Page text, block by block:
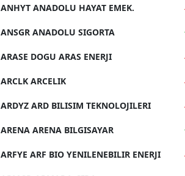
ANHYT ANADOLU HAYAT EMEK.
ANSGR ANADOLU SIGORTA
ARASE DOGU ARAS ENERJI
ARCLK ARCELIK
ARDYZ ARD BILISIM TEKNOLOJILERI
ARENA ARENA BILGISAYAR
ARFYE ARF BIO YENILENEBILIR ENERJI